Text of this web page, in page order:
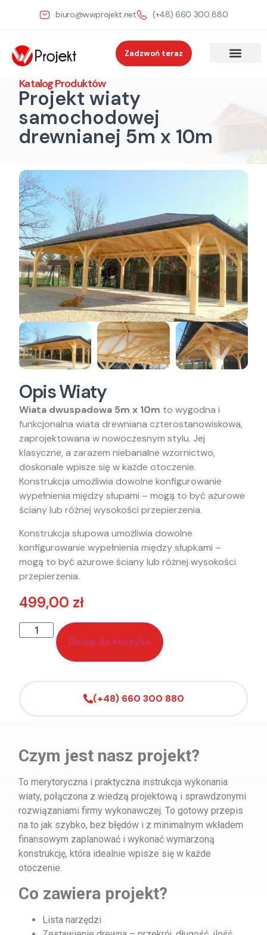
biuro@wwprojekt.net (+48) 660 300 880
Zadzwoń teraz
Katalog Produktów
Projekt wiaty
samochodowej
drewnianej 5m x 10m
Opis Wiaty
Wiata dwuspadowa 5m x 10m to wygodna i
funkcjonalna wiata drewniana czterostanowiskowa,
zaprojektowana w nowoczesnym stylu. Jej
klasyczne, a zarazem niebanalne wzornictwo,
doskonale wpisze się w każde otoczenie.
Konstrukcja umożliwia dowolne konfigurowanie
wypełnienia między słupami – mogą to być ażurowe
ściany lub różnej wysokości przepierzenia.
Konstrukcja słupowa umożliwia dowolne
konfigurowanie wypełnienia między słupkami –
mogą to być ażurowe ściany lub różnej wysokości
przepierzenia.
499,00 zł
Dodaj do koszyka
(+48) 660 300 880
Czym jest nasz projekt?
To merytoryczna i praktyczna instrukcja wykonania
wiaty, połączona z wiedzą projektową i sprawdzonymi
rozwiązaniami firmy wykonawczej. To gotowy przepis
na to jak szybko, bez błędów i z minimalnym wkładem
finansowym zaplanować i wykonać wymarzoną
konstrukcję, która idealnie wpisze się w każde
otoczenie.
Co zawiera projekt?
Lista narzędzi